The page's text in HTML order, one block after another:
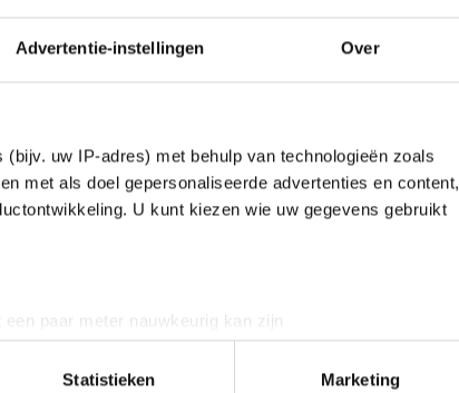
Advertentie-instellingen Over
uw IP-adres) met behulp van technologieën zoals
met als doel gepersonaliseerde advertenties en content,
U kunt kiezen wie uw gegevens gebruikt
paar meter nauwkeurig kan zijn
eigenschappen (fingerprinting)
en stel uw voorkeuren in het
detailgedeeltein. U kunt uw
Statistieken Marketing